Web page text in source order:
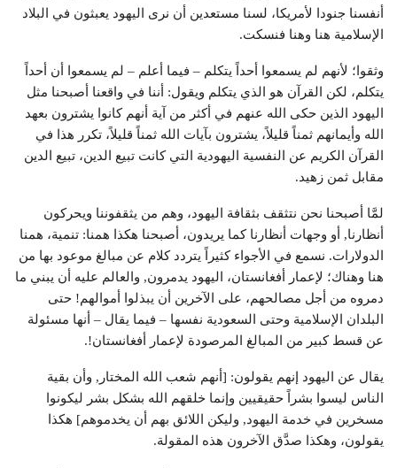
أنفسنا جنودا لأمريكا، لسنا مستعدين أن نرى اليهود يعبثون في البلاد
الإسلامية هنا وهنا فنسكت.
وثقوا؛ لأنهم لم يسمعوا أحداً يتكلم – فيما أعلم – لم يسمعوا أن أحداً
يتكلم، لكن القرآن هو الذي يتكلم ويقول: أننا في واقعنا أصبحنا مثل
اليهود الذين حكى الله عنهم في أكثر من آية أنهم كانوا يشترون بعهد
الله وأيمانهم ثمناً قليلاً، يشترون بآيات الله ثمناً قليلاً، تكرر هذا في
القرآن الكريم عن النفسية اليهودية التي كانت تبيع الدين، تبيع الدين
مقابل ثمن زهيد.
لمَّا أصبحنا نحن نتثقف بثقافة اليهود، وهم من يثقفوننا ويحركون
أنظارنا, أو وجهات أنظارنا كما يريدون، أصبحنا هكذا همنا: تنمية، همنا
الدولارات. نسمع في الأجواء كثيراً يتردد كلام عن مبالغ موعود بها من
هنا وهناك؛ لإعمار أفغانستان، اليهود يدمرون, والعالم عليه أن يبني ما
دمروه من أجل مصالحهم، على الآخرين أن يبذلوا أموالهم! حتى
البلدان الإسلامية وحتى السعودية نفسها – فيما يقال – أنها مسئولة
عن قسط كبير من المبالغ المرصودة لإعمار أفغانستان!.
يقال عن اليهود إنهم يقولون: [أنهم شعب الله المختار, وأن بقية
الناس ليسوا بشراً حقيقيين وإنما خلقهم الله بشكل بشر ليكونوا
مسخرين في خدمة اليهود, وليكن اللائق بهم أن يخدموهم] هكذا
يقولون، وهكذا صدَّق الآخرون هذه المقولة.